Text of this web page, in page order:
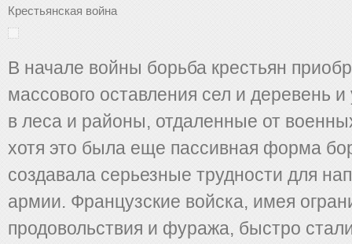
Крестьянская война
В начале войны борьба крестьян
массового оставления сел и деревень
в леса и районы, отдаленные от
хотя это была еще пассивная форма
создавала серьезные трудности для
армии. Французские войска, имея
продовольствия и фуража, быстро